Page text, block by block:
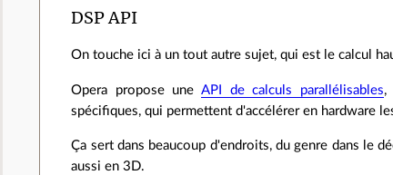
DSP API
On touche ici à un tout autre sujet, qui est le calcul
Opera propose uneAPI de calculs parallélisables,
spécifiques, qui permettent d'accélérer en hardware
Ça sert dans beaucoup d'endroits, du genre dans le
aussi en 3D.